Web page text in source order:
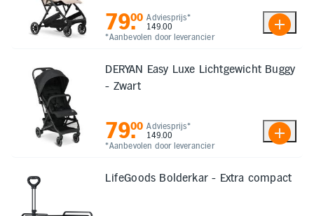
Adviesprijs*
149.00
*Aanbevolen door leverancier
79.
00
DERYAN Easy Luxe Lichtgewicht Buggy
- Zwart
Adviesprijs*
149.00
*Aanbevolen door leverancier
79.
00
LifeGoods Bolderkar - Extra compact